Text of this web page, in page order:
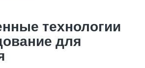
технологии
для